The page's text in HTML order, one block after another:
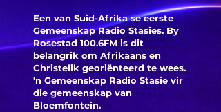
Een van Suid-Afrika se eerste
Gemeenskap Radio Stasies. By
Rosestad 100.6FM is dit
belangrik om Afrikaans en
Christelik georiënteerd te wees.
'n Gemeenskap Radio Stasie vir
die gemeenskap van
Bloemfontein.